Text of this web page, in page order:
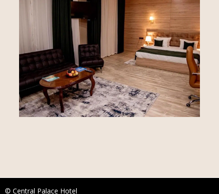
© Central Palace Hotel